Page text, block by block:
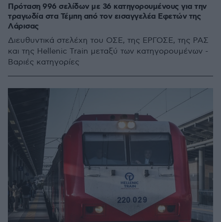
Πρόταση 996 σελίδων με 36 κατηγορουμένους για την
τραγωδία στα Τέμπη από τον εισαγγελέα Εφετών της
Λάρισας
Διευθυντικά στελέχη του ΟΣΕ, της ΕΡΓΟΣΕ, της ΡΑΣ
και της Hellenic Train μεταξύ των κατηγορουμένων -
Βαριές κατηγορίες